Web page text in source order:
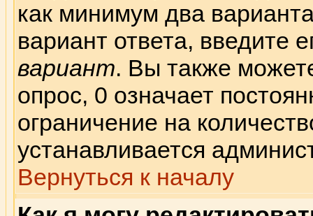
как минимум два
вариант ответа, введите
вариант. Вы также
опрос, 0 означает
ограничение на
устанавливается
Вернуться к началу